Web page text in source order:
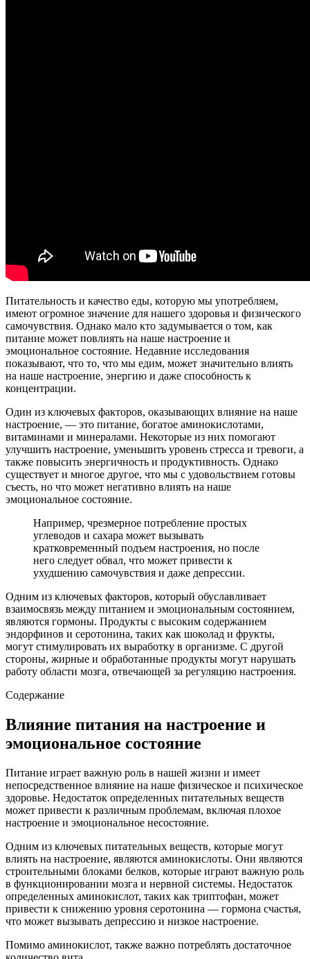
Питательность и качество еды, которую мы употребляем,
имеют огромное значение для нашего здоровья и физического
самочувствия. Однако мало кто задумывается о том, как
питание может повлиять на наше настроение и
эмоциональное состояние. Недавние исследования
показывают, что то, что мы едим, может значительно влиять
на наше настроение, энергию и даже способность к
концентрации.
Один из ключевых факторов, оказывающих влияние на наше
настроение, — это питание, богатое аминокислотами,
витаминами и минералами. Некоторые из них помогают
улучшить настроение, уменьшить уровень стресса и тревоги, а
также повысить энергичность и продуктивность. Однако
существует и многое другое, что мы с удовольствием готовы
съесть, но что может негативно влиять на наше
эмоциональное состояние.
Например, чрезмерное потребление простых
углеводов и сахара может вызывать
кратковременный подъем настроения, но после
него следует обвал, что может привести к
ухудшению самочувствия и даже депрессии.
Одним из ключевых факторов, который обуславливает
взаимосвязь между питанием и эмоциональным состоянием,
являются гормоны. Продукты с высоким содержанием
эндорфинов и серотонина, таких как шоколад и фрукты,
могут стимулировать их выработку в организме. С другой
стороны, жирные и обработанные продукты могут нарушать
работу области мозга, отвечающей за регуляцию настроения.
Содержание
Влияние питания на настроение и
эмоциональное состояние
Питание играет важную роль в нашей жизни и имеет
непосредственное влияние на наше физическое и психическое
здоровье. Недостаток определенных питательных веществ
может привести к различным проблемам, включая плохое
настроение и эмоциональное несостояние.
Одним из ключевых питательных веществ, которые могут
влиять на настроение, являются аминокислоты. Они являются
строительными блоками белков, которые играют важную роль
в функционировании мозга и нервной системы. Недостаток
определенных аминокислот, таких как триптофан, может
привести к снижению уровня серотонина — гормона счастья,
что может вызывать депрессию и низкое настроение.
Помимо аминокислот, также важно потреблять достаточное